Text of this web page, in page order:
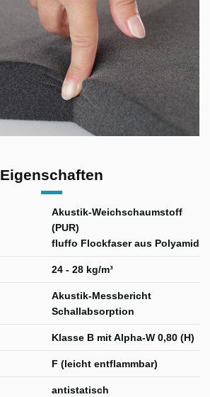
Eigenschaften
Akustik-Weichschaumstoff
(PUR)
fluffo Flockfaser aus Polyamid
24 - 28 kg/m³
Akustik-Messbericht
Schallabsorption
Klasse B mit Alpha-W 0,80 (H)
F (leicht entflammbar)
antistatisch